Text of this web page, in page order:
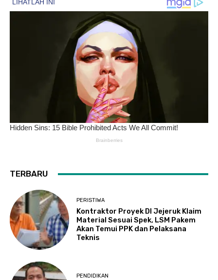
TERBARU
PERISTIWA
Kontraktor Proyek DI Jejeruk Klaim
Material Sesuai Spek, LSM Pakem
Akan Temui PPK dan Pelaksana
Teknis
PENDIDIKAN